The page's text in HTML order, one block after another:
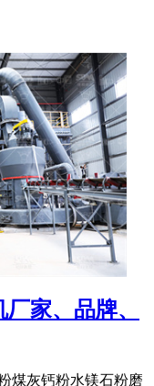
家、品牌、
煤灰钙粉水镁石粉磨